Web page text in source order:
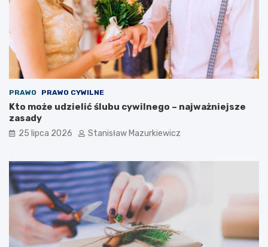
PRAWO PRAWO CYWILNE
Kto może udzielić ślubu cywilnego – najważniejsze
zasady
25 lipca 2026 Stanisław Mazurkiewicz